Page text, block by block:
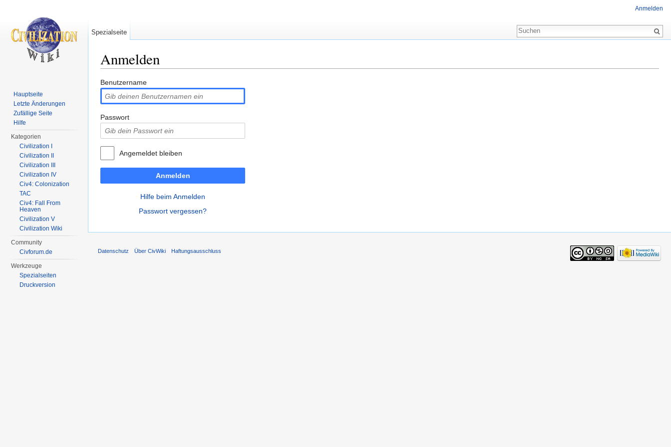
Anmelden
Benutzername
Passwort
Angemeldet bleiben
Anmelden
Hilfe beim Anmelden
Passwort vergessen?
Anmelden
Spezialseite
Hauptseite
Letzte Änderungen
Zufällige Seite
Hilfe
Kategorien
Civilization I
Civilization II
Civilization III
Civilization IV
Civ4: Colonization
TAC
Civ4: Fall From
Heaven
Civilization V
Civilization Wiki
Community
Civforum.de
Werkzeuge
Spezialseiten
Druckversion
Datenschutz Über CivWiki Haftungsausschluss